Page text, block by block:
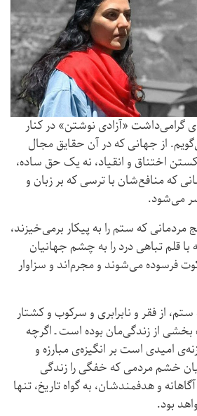
گرامی‌داشت «آزادی نوشتن» در کنار
از جهانی که در آن حقایق مجال
اختناق و انقیاد، نه یک حق ساده،
که منافع‌شان با ترسی که بر زبان و
می‌شود.
مردمانی که ستم را به پیکار برمی‌خیزند،
قلم تباهی درد را به چشم جهانیان
فرسوده می‌شوند و مجرم‌اند و سزاوار
از فقر و نابرابری و سرکوب و کشتار
از زندگی‌مان بوده است ـ اگرچه
امیدی است بر انگیزه‌ی مبارزه و
خشم مردمی که خفگی را زندگی
و هدفمندشان، به گواه تاریخ، تنها
بود.